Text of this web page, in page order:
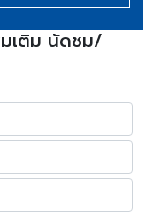
เติม นัดชม/